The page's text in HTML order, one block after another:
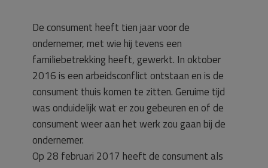
De consument heeft tien jaar voor de
ondernemer, met wie hij tevens een
familiebetrekking heeft, gewerkt. In oktober
2016 is een arbeidsconflict ontstaan en is de
consument thuis komen te zitten. Geruime tijd
was onduidelijk wat er zou gebeuren en of de
consument weer aan het werk zou gaan bij de
ondernemer.
Op 28 februari 2017 heeft de consument als